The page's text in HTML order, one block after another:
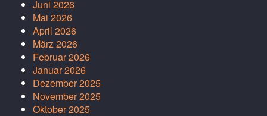
Juni 2026
Mai 2026
April 2026
März 2026
Februar 2026
Januar 2026
Dezember 2025
November 2025
Oktober 2025